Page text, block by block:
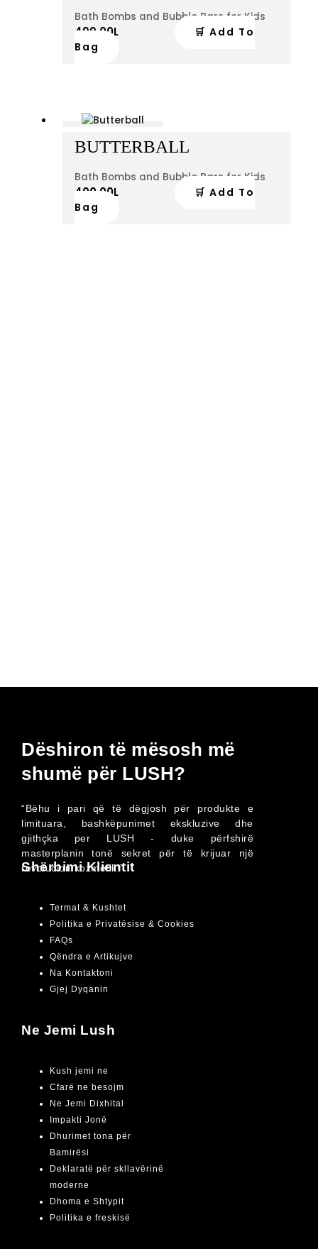
Bath Bombs and Bubble Bars for Kids
499.00L
🛒 Add To
Bag
BUTTERBALL
Bath Bombs and Bubble Bars for Kids
400.00L
🛒 Add To
Bag
Dëshiron të mësosh më
shumë për LUSH?
“Bëhu i pari që të dëgjosh për produkte e
limituara, bashkëpunimet ekskluzive dhe
gjithçka per LUSH - duke përfshirë
masterplanin tonë sekret për të krijuar një
revolucion kozmetik!”
Shërbimi Klientit
Termat & Kushtet
Politika e Privatësise & Cookies
FAQs
Qëndra e Artikujve
Na Kontaktoni
Gjej Dyqanin
Ne Jemi Lush
Kush jemi ne
Cfarë ne besojm
Ne Jemi Dixhital
Impakti Jonë
Dhurimet tona për
Bamirësi
Deklaratë për skllavërinë
moderne
Dhoma e Shtypit
Politika e freskisë